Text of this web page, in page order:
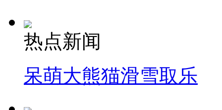
热点新闻
呆萌大熊猫滑雪取乐